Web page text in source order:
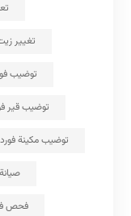
تغيير
توضيب
توضيب قير
توضيب مكينة
فحص